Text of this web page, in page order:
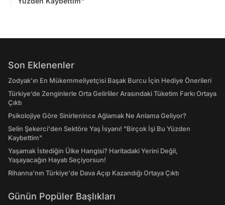
Son Eklenenler
Zodyak'ın En Mükemmeliyetçisi Başak Burcu İçin Hediye Önerileri
Türkiye’de Zenginlerle Orta Gelirliler Arasındaki Tüketim Farkı Ortaya
Çıktı
Psikolojiye Göre Sinirlenince Ağlamak Ne Anlama Geliyor?
Selin Şekerci'den Sektöre Yaş İsyanı! "Birçok İşi Bu Yüzden
Kaybettim"
Yaşamak İstediğin Ülke Hangisi? Haritadaki Yerini Değil,
Yaşayacağın Hayatı Seçiyorsun!
Rihanna'nın Türkiye'de Dava Açıp Kazandığı Ortaya Çıktı
Günün Popüler Başlıkları